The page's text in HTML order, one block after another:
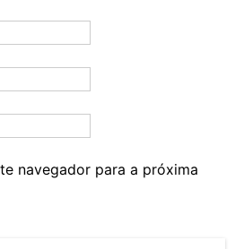
navegador para a próxima